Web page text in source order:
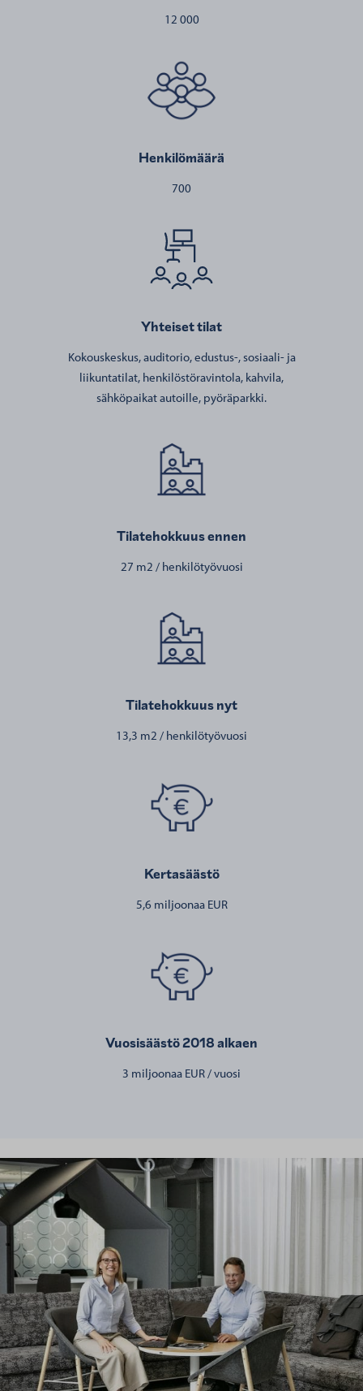
12 000
Henkilömäärä
700
Yhteiset tilat
Kokouskeskus, auditorio, edustus-, sosiaali- ja
liikuntatilat, henkilöstöravintola, kahvila,
sähköpaikat autoille, pyöräparkki.
Tilatehokkuus ennen
27 m2 / henkilötyövuosi
Tilatehokkuus nyt
13,3 m2 / henkilötyövuosi
Kertasäästö
5,6 miljoonaa EUR
Vuosisäästö 2018 alkaen
3 miljoonaa EUR / vuosi